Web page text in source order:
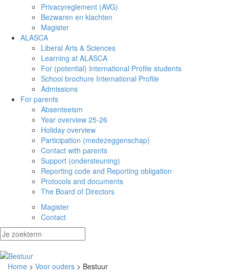
Privacyreglement (AVG)
Bezwaren en klachten
Magister
ALASCA
Liberal Arts & Sciences
Learning at ALASCA
For (potential) International Profile students
School brochure International Profile
Admissions
For parents
Absenteeism
Year overview 25-26
Holiday overview
Participation (medezeggenschap)
Contact with parents
Support (ondersteuning)
Reporting code and Reporting obligation
Protocols and documents
The Board of Directors
Magister
Contact
Home > Voor ouders > Bestuur